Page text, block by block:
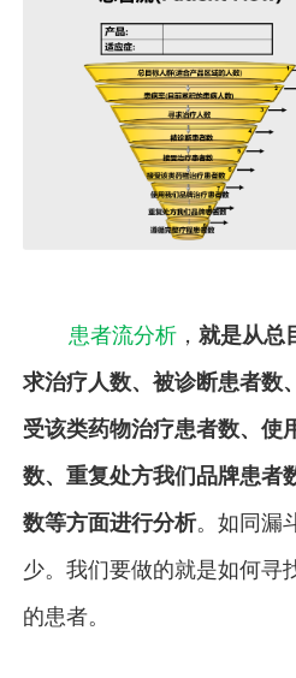
患者流分析 ，就是从总
求治疗人数、被诊断患者数
受该类药物治疗患者数、使
数、重复处方我们品牌患者
数等方面进行分析。如同漏
少。我们要做的就是如何寻
的患者。